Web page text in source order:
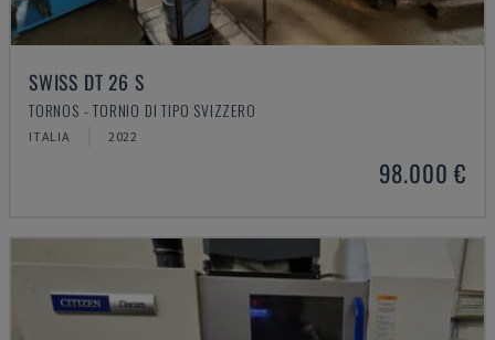
SWISS DT 26 S
TORNOS - TORNIO DI TIPO SVIZZERO
ITALIA 2022
98.000 €